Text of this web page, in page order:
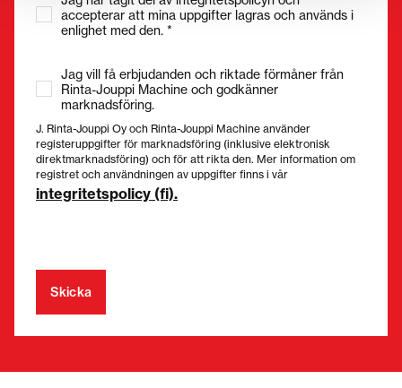
accepterar att mina uppgifter lagras och används i
enlighet med den. *
Jag vill få erbjudanden och riktade förmåner från
Rinta-Jouppi Machine och godkänner
marknadsföring.
J. Rinta-Jouppi Oy och Rinta-Jouppi Machine använder
registeruppgifter för marknadsföring (inklusive elektronisk
direktmarknadsföring) och för att rikta den. Mer information om
registret och användningen av uppgifter finns i vår
integritetspolicy (fi).